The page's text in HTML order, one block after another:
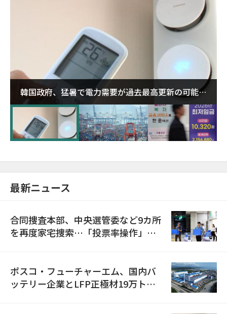
韓国政府、猛暑で電力需要が過去最高更新の可能性
に需給対応体制を点検
最新ニュース
合同捜査本部、中央選管委など9カ所
を再度家宅捜索…「投票率操作」の
ポスコ・フューチャーエム、国内バ
ッテリー企業とLFP正極材19万トン